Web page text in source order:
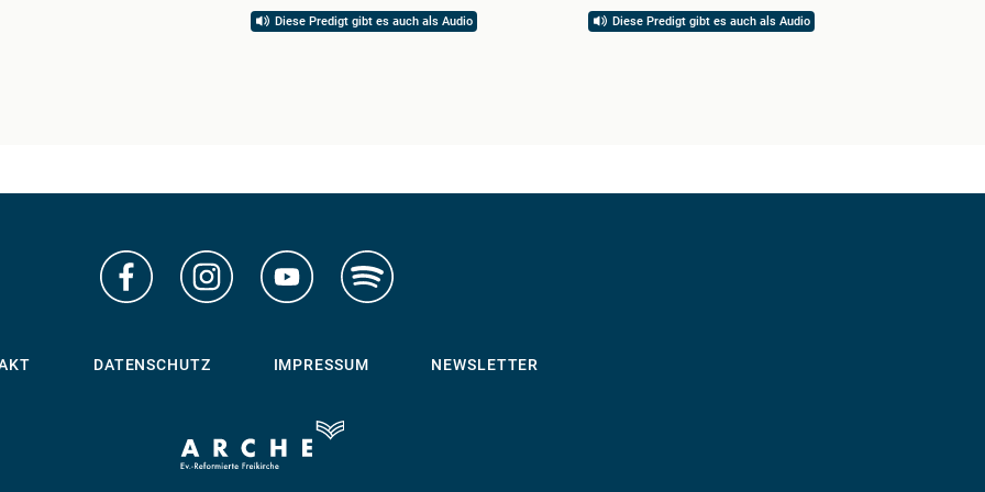
Diese Predigt gibt es auch als Audio Diese Predigt gibt es auch als Audio
DATENSCHUTZ IMPRESSUM NEWSLETTER